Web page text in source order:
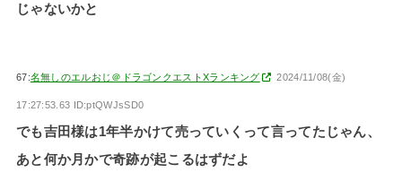
じゃないかと
67:名無しのエルおじ＠ドラゴンクエストXランキング 2024/11/08(金)
17:27:53.63 ID:ptQWJsSD0
でも吉田様は1年半かけて売っていくって言ってたじゃん、
あと何か月かで奇跡が起こるはずだよ